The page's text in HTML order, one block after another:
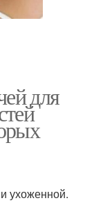
для
ухоженной.